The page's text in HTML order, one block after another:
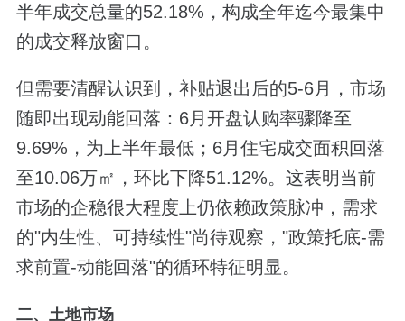
半年成交总量的52.18%，构成全年迄今最集中
的成交释放窗口。
但需要清醒认识到，补贴退出后的5-6月，市场
随即出现动能回落：6月开盘认购率骤降至
9.69%，为上半年最低；6月住宅成交面积回落
至10.06万㎡，环比下降51.12%。这表明当前
市场的企稳很大程度上仍依赖政策脉冲，需求
的"内生性、可持续性"尚待观察，"政策托底-需
求前置-动能回落"的循环特征明显。
二、土地市场